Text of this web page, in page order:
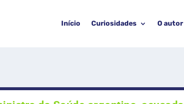
Início Curiosidades O autor